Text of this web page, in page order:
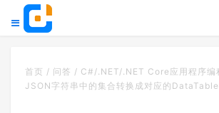
首页 / 问答 / C#/.NET/.NET Core应用程序编
JSON字符串中的集合转换成对应的